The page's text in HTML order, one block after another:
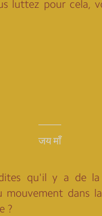
luttez pour cela,
जय माँ
qu'il y a de
mouvement dans
?